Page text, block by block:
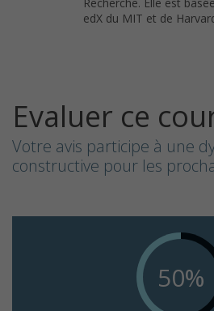
edX du MIT et de
Evaluer ce
Votre avis participe à une
constructive pour les
50%